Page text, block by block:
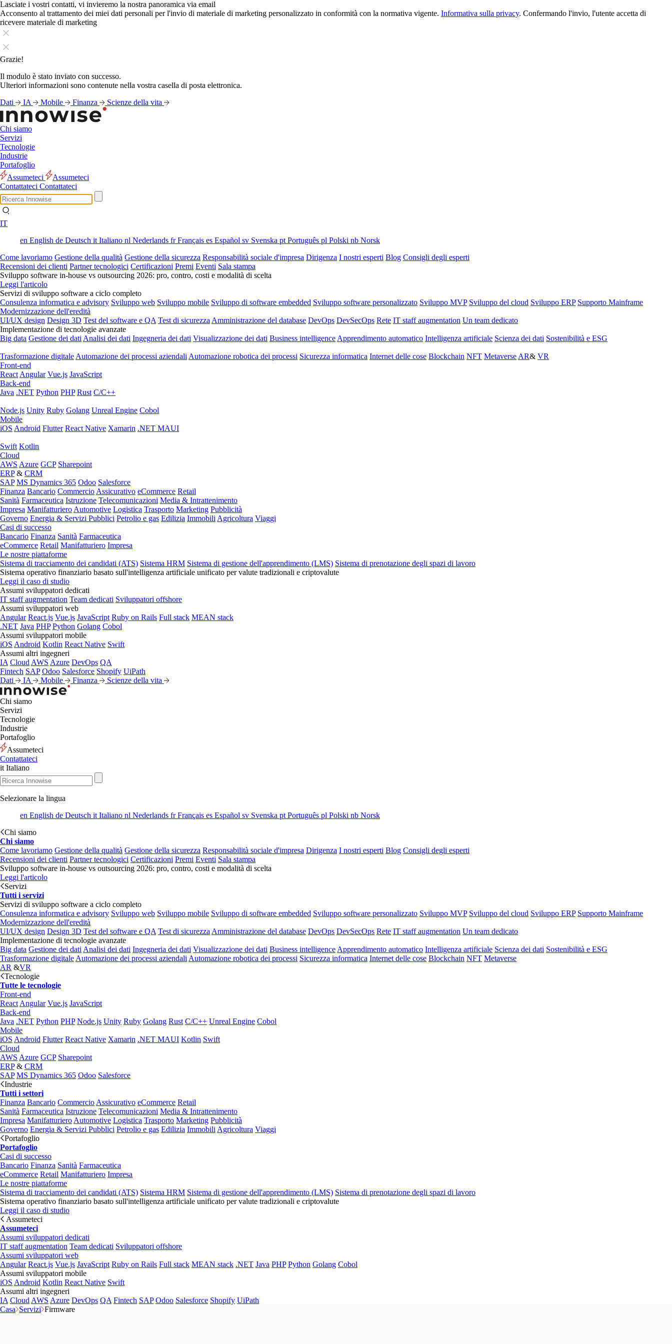
Lasciate i vostri contatti, vi invieremo la nostra panoramica via email
Acconsento al trattamento dei miei dati personali per l'invio di materiale di marketing personalizzato in conformità con la normativa vigente. Informativa sulla privacy. Confermando l'invio, l'utente accetta di
ricevere materiale di marketing
Grazie!
Il modulo è stato inviato con successo.
Ulteriori informazioni sono contenute nella vostra casella di posta elettronica.
Dati
IA Mobile Finanza Scienze della vita
Chi siamo
Servizi
Tecnologie
Industrie
Portafoglio
Assumeteci
Assumeteci
Contattateci Contattateci
IT
en English de Deutsch it Italiano nl Nederlands frFrançais es Español sv Svenska pt Português pl Polski nb Norsk
Come lavoriamo Gestione della qualità Gestione della sicurezza Responsabilità sociale d'impresa Dirigenza I nostri esperti Blog Consigli degli esperti
Recensioni dei clienti Partner tecnologici Certificazioni Premi Eventi Sala stampa
Sviluppo software in-house vs outsourcing 2026: pro, contro, costi e modalità di scelta
Leggi l'articolo
Servizi di sviluppo software a ciclo completo
Consulenza informatica e advisory Sviluppo web Sviluppo mobile Sviluppo di software embedded Sviluppo software personalizzato Sviluppo MVP Sviluppo del cloud Sviluppo ERP Supporto Mainframe
Modernizzazione dell'eredità
UI/UX design Design 3D Test del software e QA Test di sicurezza Amministrazione del database DevOps DevSecOps Rete IT staff augmentation Un team dedicato
Implementazione di tecnologie avanzate
Big data Gestione dei dati Analisi dei dati Ingegneria dei dati Visualizzazione dei dati Business intelligence Apprendimento automatico Intelligenza artificiale Scienza dei dati Sostenibilità e ESG
Trasformazione digitale Automazione dei processi aziendali Automazione robotica dei processi Sicurezza informatica Internet delle cose Blockchain NFT Metaverse AR& VR
Front-end
React Angular Vue.js JavaScript
Back-end
Java .NET Python PHP Rust C/C++
Node.js Unity Ruby Golang Unreal Engine Cobol
Mobile
iOS Android Flutter React Native Xamarin .NET MAUI
Swift Kotlin
Cloud
AWS Azure GCP Sharepoint
ERP& CRM
SAP MS Dynamics 365 Odoo Salesforce
Finanza Bancario Commercio Assicurativo eCommerce Retail
Sanità Farmaceutica Istruzione Telecomunicazioni Media & Intrattenimento
Impresa Manifatturiero Automotive Logistica Trasporto Marketing Pubblicità
Governo Energia & Servizi Pubblici Petrolio e gas Edilizia Immobili Agricoltura Viaggi
Casi di successo
Bancario Finanza Sanità Farmaceutica
eCommerce Retail Manifatturiero Impresa
Le nostre piattaforme
Sistema di tracciamento dei candidati (ATS) Sistema HRM Sistema di gestione dell'apprendimento (LMS) Sistema di prenotazione degli spazi di lavoro
Sistema operativo finanziario basato sull'intelligenza artificiale unificato per valute tradizionali e criptovalute
Leggi il caso di studio
Assumi sviluppatori dedicati
IT staff augmentation Team dedicati Sviluppatori offshore
Assumi sviluppatori web
Angular React.js Vue.js JavaScript Ruby on Rails Full stack MEAN stack
.NET Java PHP Python Golang Cobol
Assumi sviluppatori mobile
iOS Android Kotlin React Native Swift
Assumi altri ingegneri
IA Cloud AWS Azure DevOps QA
Fintech SAP Odoo Salesforce Shopify UiPath
Dati
IA Mobile Finanza Scienze della vita
Chi siamo
Servizi
Tecnologie
Industrie
Portafoglio
Assumeteci
Contattateci
it Italiano
Selezionare la lingua
en English de Deutsch it Italiano nl Nederlands frFrançais es Español sv Svenska pt Português pl Polski nb Norsk
Chi siamo
Chi siamo
Come lavoriamo Gestione della qualità Gestione della sicurezza Responsabilità sociale d'impresa Dirigenza I nostri esperti Blog Consigli degli esperti
Recensioni dei clienti Partner tecnologici Certificazioni Premi Eventi Sala stampa
Sviluppo software in-house vs outsourcing 2026: pro, contro, costi e modalità di scelta
Leggi l'articolo
Servizi
Tutti i servizi
Servizi di sviluppo software a ciclo completo
Consulenza informatica e advisory Sviluppo web Sviluppo mobile Sviluppo di software embedded Sviluppo software personalizzato Sviluppo MVP Sviluppo del cloud Sviluppo ERP Supporto Mainframe
Modernizzazione dell'eredità
UI/UX design Design 3D Test del software e QA Test di sicurezza Amministrazione del database DevOps DevSecOps Rete IT staff augmentation Un team dedicato
Implementazione di tecnologie avanzate
Big data Gestione dei dati Analisi dei dati Ingegneria dei dati Visualizzazione dei dati Business intelligence Apprendimento automatico Intelligenza artificiale Scienza dei dati Sostenibilità e ESG
Trasformazione digitale Automazione dei processi aziendali Automazione robotica dei processi Sicurezza informatica Internet delle cose Blockchain NFT Metaverse
AR &VR
Tecnologie
Tutte le tecnologie
Front-end
React Angular Vue.js JavaScript
Back-end
Java .NET Python PHP Node.js Unity Ruby Golang Rust C/C++ Unreal Engine Cobol
Mobile
iOS Android Flutter React Native Xamarin .NET MAUI Kotlin Swift
Cloud
AWS Azure GCP Sharepoint
ERP& CRM
SAP MS Dynamics 365 Odoo Salesforce
Industrie
Tutti i settori
Finanza Bancario Commercio Assicurativo eCommerce Retail
Sanità Farmaceutica Istruzione Telecomunicazioni Media & Intrattenimento
Impresa Manifatturiero Automotive Logistica Trasporto Marketing Pubblicità
Governo Energia & Servizi Pubblici Petrolio e gas Edilizia Immobili Agricoltura Viaggi
Portafoglio
Portafoglio
Casi di successo
Bancario Finanza Sanità Farmaceutica
eCommerce Retail Manifatturiero Impresa
Le nostre piattaforme
Sistema di tracciamento dei candidati (ATS) Sistema HRM Sistema di gestione dell'apprendimento (LMS) Sistema di prenotazione degli spazi di lavoro
Sistema operativo finanziario basato sull'intelligenza artificiale unificato per valute tradizionali e criptovalute
Leggi il caso di studio
Assumeteci
Assumeteci
Assumi sviluppatori dedicati
IT staff augmentation Team dedicati Sviluppatori offshore
Assumi sviluppatori web
Angular React.js Vue.js JavaScript Ruby on Rails Full stack MEAN stack .NET Java PHP Python Golang Cobol
Assumi sviluppatori mobile
iOS Android Kotlin React Native Swift
Assumi altri ingegneri
IA Cloud AWS Azure DevOps QA Fintech SAP Odoo Salesforce Shopify UiPath
Casa Servizi Firmware